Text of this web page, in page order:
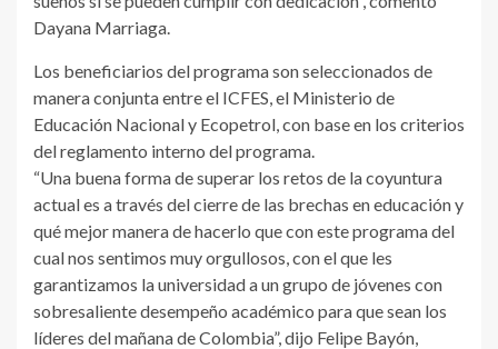
Dayana Marriaga.
Los beneficiarios del programa son seleccionados de
manera conjunta entre el ICFES, el Ministerio de
Educación Nacional y Ecopetrol, con base en los criterios
del reglamento interno del programa.
“Una buena forma de superar los retos de la coyuntura
actual es a través del cierre de las brechas en educación y
qué mejor manera de hacerlo que con este programa del
cual nos sentimos muy orgullosos, con el que les
garantizamos la universidad a un grupo de jóvenes con
sobresaliente desempeño académico para que sean los
líderes del mañana de Colombia”, dijo Felipe Bayón,